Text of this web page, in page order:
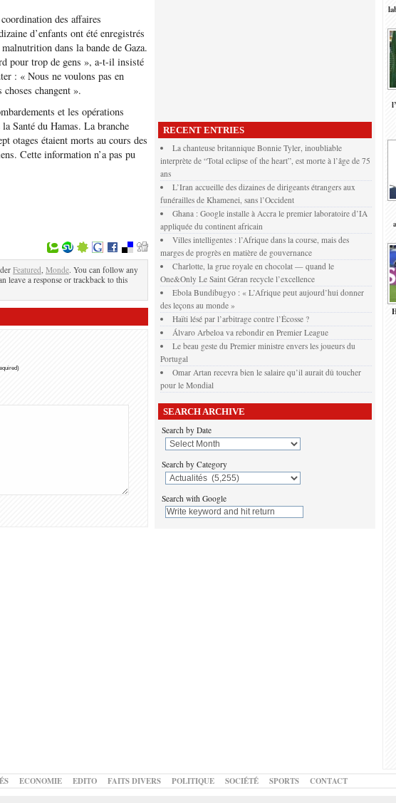
des affaires
d’enfants ont été enregistrés
dans la bande de Gaza.
pour trop de gens », a-t-il insisté
: « Nous ne voulons pas en
changent ».
et les opérations
Santé du Hamas. La branche
otages étaient morts au cours des
Cette information n’a pas pu
Featured, Monde. You can follow any
leave a response or trackback to this
RECENT ENTRIES
La chanteuse britannique Bonnie Tyler, inoubliable
interprète de “Total eclipse of the heart”, est morte à l’âge de 75
ans
L’Iran accueille des dizaines de dirigeants étrangers aux
funérailles de Khamenei, sans l’Occident
Ghana : Google installe à Accra le premier laboratoire d’IA
appliquée du continent africain
Villes intelligentes : l’Afrique dans la course, mais des
marges de progrès en matière de gouvernance
Charlotte, la grue royale en chocolat — quand le
One&Only Le Saint Géran recycle l’excellence
Ebola Bundibugyo : « L’Afrique peut aujourd’hui donner
des leçons au monde »
Haïti lésé par l’arbitrage contre l’Écosse ?
Álvaro Arbeloa va rebondir en Premier League
Le beau geste du Premier ministre envers les joueurs du
Portugal
Omar Artan recevra bien le salaire qu’il aurait dû toucher
pour le Mondial
SEARCH ARCHIVE
Search by Date
Search by Category
Search with Google
ECONOMIE EDITO FAITS DIVERS POLITIQUE SOCIÉTÉ SPORTS CONTACT